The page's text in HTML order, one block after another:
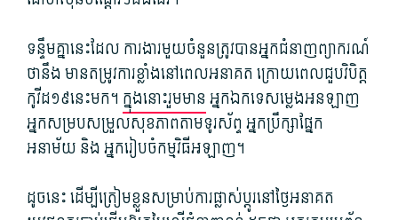
ទន្ទឹមគ្នា​នេះ​ដែល ការងារ​មួយ​ចំនួន​ត្រូវ​បាន​អ្នក​ជំនាញ​ព្យាករណ៍​
ថា​នឹង មាន​តម្រូវការ​ខ្លាំង​នៅពេលអនាគត ក្រោយពេល​ជួប​វិ​បិ​ត្ត​
កូ​វីដ១៩នេះ​មក។ ក្នុង​នោះ​រួមមាន ​ អ្នក​ឯក​ទេ​សម្លេង​អន​ឡាញ
អ្នក​សម្របសម្រួល​សុខភាព​តាម​ទូរស័ព្ទ អ្នក​ប្រឹក្សា​ផ្នែក​
អនាម័យ និង អ្នក​រៀបចំ​កម្មវិធី​អឡាញ។
ដូចនេះ ដើម្បី​ត្រៀមខ្លួន​សម្រាប់​ការ​ផ្លាស់​ប្តូរ​នៅ​ថ្ងៃ​អនាគត